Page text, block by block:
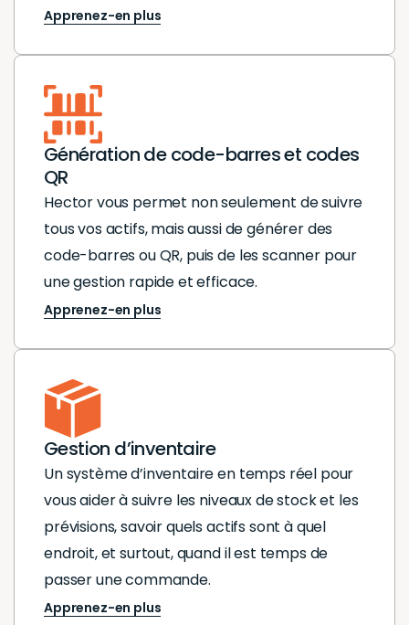
Apprenez-en plus
Génération de code-barres et codes
QR
Hector vous permet non seulement de suivre
tous vos actifs, mais aussi de générer des
code-barres ou QR, puis de les scanner pour
une gestion rapide et efficace.
Apprenez-en plus
Gestion d’inventaire
Un système d’inventaire en temps réel pour
vous aider à suivre les niveaux de stock et les
prévisions, savoir quels actifs sont à quel
endroit, et surtout, quand il est temps de
passer une commande.
Apprenez-en plus